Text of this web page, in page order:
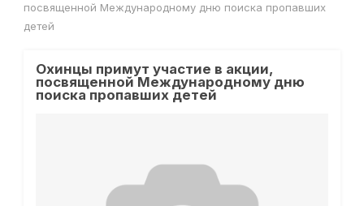
посвященной Международному дню поиска пропавших
детей
Охинцы примут участие в акции,
посвященной Международному дню
поиска пропавших детей